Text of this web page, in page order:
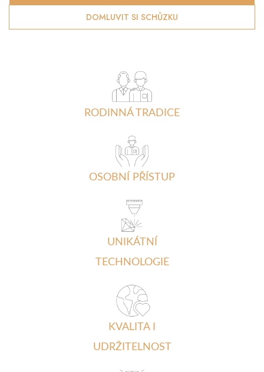
DOMLUVIT SI SCHŮZKU
RODINNÁ TRADICE
OSOBNÍ PŘÍSTUP
UNIKÁTNÍ
TECHNOLOGIE
KVALITA I
UDRŽITELNOST